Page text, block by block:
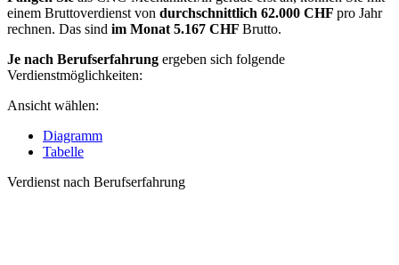
einem Bruttoverdienst von durchschnittlich 62.000 CHF pro Jahr
rechnen. Das sind im Monat 5.167 CHF Brutto.
Je nach Berufserfahrung ergeben sich folgende
Verdienstmöglichkeiten:
Ansicht wählen:
Diagramm
Tabelle
Verdienst nach Berufserfahrung